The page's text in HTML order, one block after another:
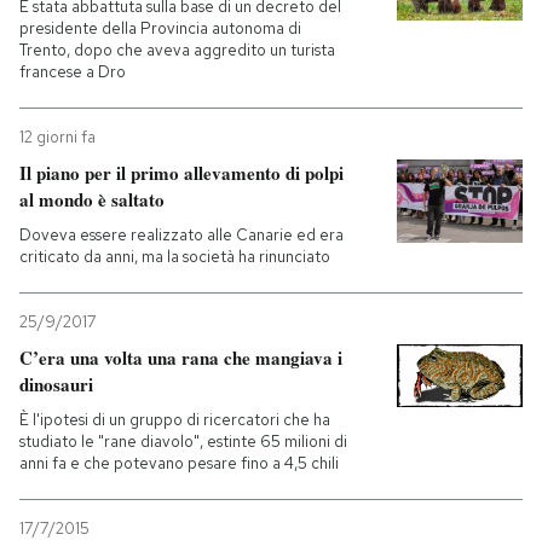
È stata abbattuta sulla base di un decreto del
presidente della Provincia autonoma di
Trento, dopo che aveva aggredito un turista
francese a Dro
12 giorni fa
Il piano per il primo allevamento di polpi
al mondo è saltato
Doveva essere realizzato alle Canarie ed era
criticato da anni, ma la società ha rinunciato
25/9/2017
C’era una volta una rana che mangiava i
dinosauri
È l'ipotesi di un gruppo di ricercatori che ha
studiato le "rane diavolo", estinte 65 milioni di
anni fa e che potevano pesare fino a 4,5 chili
17/7/2015